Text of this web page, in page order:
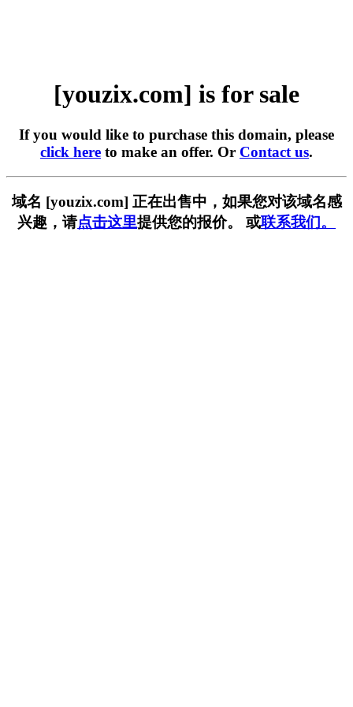
[youzix.com] is for sale
If you would like to purchase this domain, please
click here to make an offer. Or Contact us.
域名 [youzix.com] 正在出售中，如果您对该域名感
兴趣，请点击这里提供您的报价。 或联系我们。